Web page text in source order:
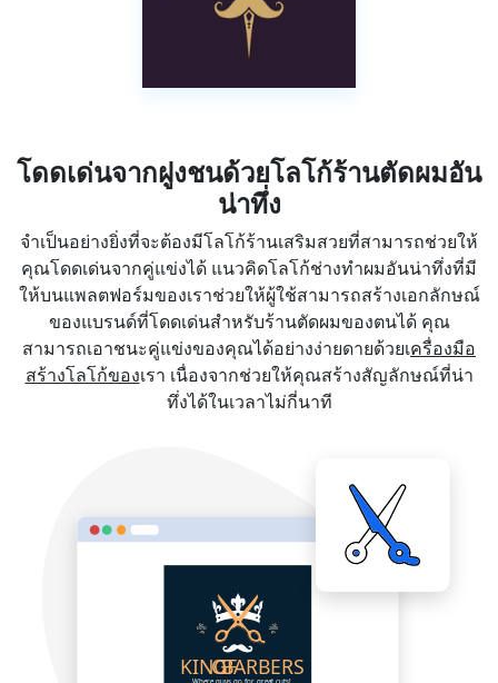
โดดเด่นจากฝูงชนด้วยโลโก้ร้านตัดผมอัน
น่าทึ่ง
จำเป็นอย่างยิ่งที่จะต้องมีโลโก้ร้านเสริมสวยที่สามารถช่วยให้
คุณโดดเด่นจากคู่แข่งได้ แนวคิดโลโก้ช่างทำผมอันน่าทึ่งที่มี
ให้บนแพลตฟอร์มของเราช่วยให้ผู้ใช้สามารถสร้างเอกลักษณ์
ของแบรนด์ที่โดดเด่นสำหรับร้านตัดผมของตนได้ คุณ
สามารถเอาชนะคู่แข่งของคุณได้อย่างง่ายดายด้วยเครื่องมือ
สร้างโลโก้ของเรา เนื่องจากช่วยให้คุณสร้างสัญลักษณ์ที่น่า
ทึ่งได้ในเวลาไม่กี่นาที